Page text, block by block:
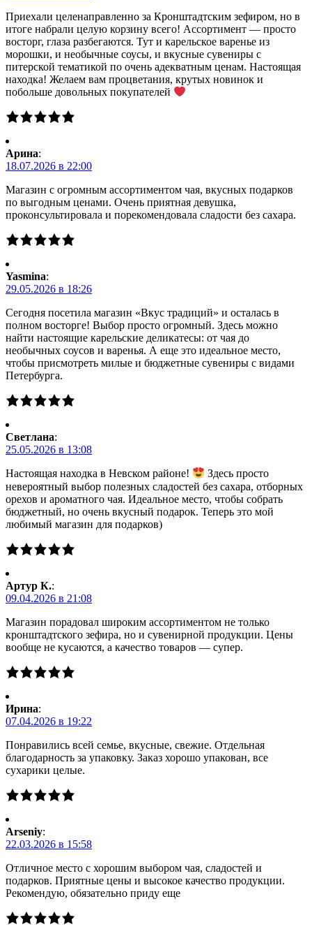
Приехали целенаправленно за Кронштадтским зефиром, но в
итоге набрали целую корзину всего! Ассортимент — просто
восторг, глаза разбегаются. Тут и карельское варенье из
морошки, и необычные соусы, и вкусные сувениры с
питерской тематикой по очень адекватным ценам. Настоящая
находка! Желаем вам процветания, крутых новинок и
побольше довольных покупателей
Арина:
18.07.2026 в 22:00
Магазин с огромным ассортиментом чая, вкусных подарков
по выгодным ценами. Очень приятная девушка,
проконсультировала и порекомендовала сладости без сахара.
Yasmina:
29.05.2026 в 18:26
Сегодня посетила магазин «Вкус традиций» и осталась в
полном восторге! Выбор просто огромный. Здесь можно
найти настоящие карельские деликатесы: от чая до
необычных соусов и варенья. А еще это идеальное место,
чтобы присмотреть милые и бюджетные сувениры с видами
Петербурга.
Светлана:
25.05.2026 в 13:08
Настоящая находка в Невском районе!
Здесь просто
невероятный выбор полезных сладостей без сахара, отборных
орехов и ароматного чая. Идеальное место, чтобы собрать
бюджетный, но очень вкусный подарок. Теперь это мой
любимый магазин для подарков)
Артур К.:
09.04.2026 в 21:08
Магазин порадовал широким ассортиментом не только
кронштадтского зефира, но и сувенирной продукции. Цены
вообще не кусаются, а качество товаров — супер.
Ирина:
07.04.2026 в 19:22
Понравились всей семье, вкусные, свежие. Отдельная
благодарность за упаковку. Заказ хорошо упакован, все
сухарики целые.
Arseniy:
22.03.2026 в 15:58
Отличное место с хорошим выбором чая, сладостей и
подарков. Приятные цены и высокое качество продукции.
Рекомендую, обязательно приду еще